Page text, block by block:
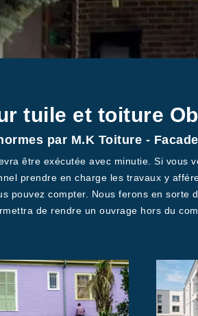
tuile et toiture
par M.K Toiture -
être exécutée avec minutie. Si vous
prendre en charge les travaux y
pouvez compter. Nous ferons en
de rendre un ouvrage hors du